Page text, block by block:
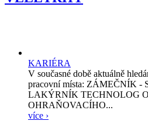
KARIÉRA
V současné době aktuálně
pracovní místa: ZÁMEČNÍK -
LAKÝRNÍK TECHNOLOG
OHRAŇOVACÍHO...
více ›